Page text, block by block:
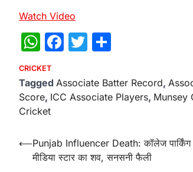
Watch Video
WhatsApp
Facebook
Twitter
CRICKET
Tagged Associate Batter Record,
Score, ICC Associate Players, Munsey
Cricket
Post
navigation
⟵Punjab Influencer Death: कॉलेज पार्किंग
मीडिया स्टार का शव, सनसनी फैली